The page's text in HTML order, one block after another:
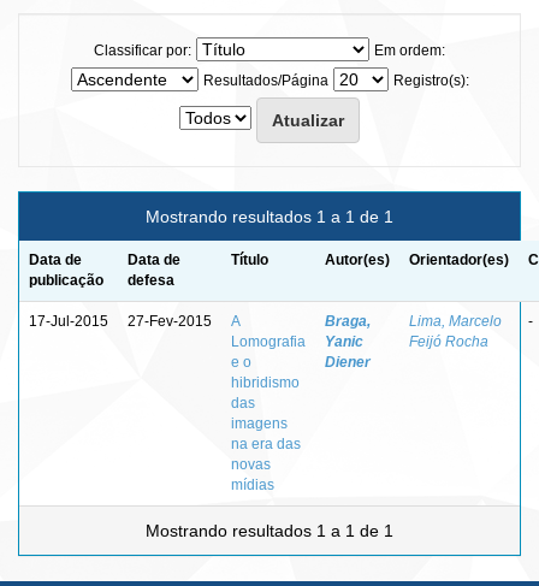
Classificar por:
Em ordem:
Resultados/Página
Registro(s):
Mostrando resultados 1 a 1 de 1
Data de
publicação
Data de
defesa
Título Autor(es) Orientador(es)
17-Jul-2015 27-Fev-2015
A
Lomografia
e o
hibridismo
das
imagens
na era das
novas
mídias
Braga,
Yanic
Diener
Lima, Marcelo
Feijó Rocha
-
Mostrando resultados 1 a 1 de 1